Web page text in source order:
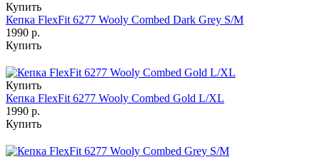
Купить
Кепка FlexFit 6277 Wooly Combed Dark Grey S/M
1990 р.
Купить
Купить
Кепка FlexFit 6277 Wooly Combed Gold L/XL
1990 р.
Купить